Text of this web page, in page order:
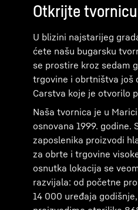
Otkrijte
U blizini najstarijeg
ćete našu bugarsku
se prostire kroz sedam
trgovine i obrtništva još
Carstva koje je otvorilo
Naša tvornica je u
osnovana 1999. godine.
zaposlenika proizvodi
za obrte i trgovine
osnutka lokacija se
razvijala: od početne
14 000 uređaja